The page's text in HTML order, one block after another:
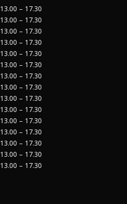
13.00 – 17.30
13.00 – 17.30
13.00 – 17.30
13.00 – 17.30
13.00 – 17.30
13.00 – 17.30
13.00 – 17.30
13.00 – 17.30
13.00 – 17.30
13.00 – 17.30
13.00 – 17.30
13.00 – 17.30
13.00 – 17.30
13.00 – 17.30
13.00 – 17.30